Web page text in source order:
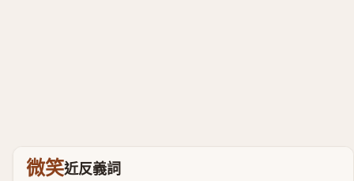
微笑近反義詞